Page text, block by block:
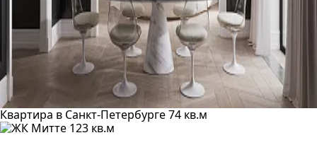
Квартира в Санкт-Петербурге 74 кв.м